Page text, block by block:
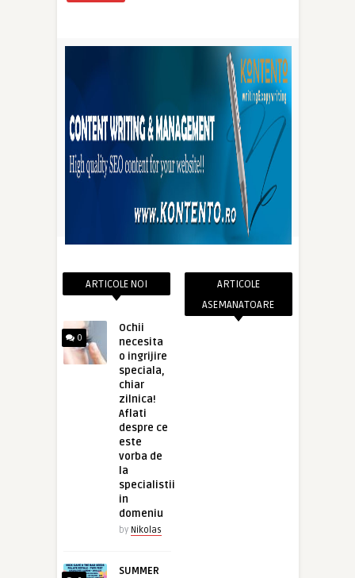
ARTICOLE NOI
0
Ochii
necesita
o ingrijire
speciala,
chiar
zilnica!
Aflati
despre ce
este
vorba de
la
specialistii
in
domeniu
by Nikolas
SUMMER
ARTICOLE
ASEMANATOARE